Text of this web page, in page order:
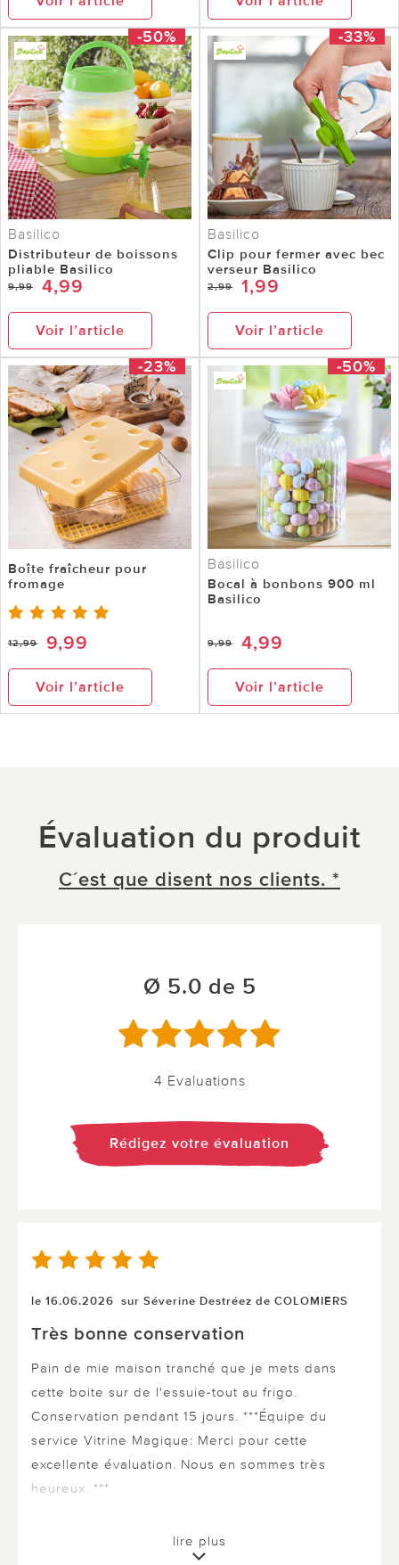
-50%
Basilico
Distributeur de boissons
pliable Basilico
9,99 4,99
Voir l’article
-33%
Basilico
Clip pour fermer avec bec
verseur Basilico
2,99 1,99
Voir l’article
-23%
Boîte fraîcheur pour
fromage
12,99 9,99
Voir l’article
-50%
Basilico
Bocal à bonbons 900 ml
Basilico
9,99 4,99
Voir l’article
Évaluation du produit
C´est que disent nos clients. *
Ø 5.0 de 5
4 Evaluations
Rédigez votre évaluation
le 16.06.2026 sur Séverine Destréez de COLOMIERS
Très bonne conservation
Pain de mie maison tranché que je mets dans
cette boite sur de l'essuie-tout au frigo.
Conservation pendant 15 jours. ***Équipe du
service Vitrine Magique: Merci pour cette
excellente évaluation. Nous en sommes très
heureux. ***
0 sur 0 ont trouvé cette évaluation utile.
lire plus